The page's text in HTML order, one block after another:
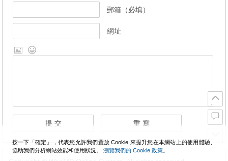
郵箱（必填）
網址
按一下「確定」，代表您允許我們置放 Cookie 來提升您在本網站上的使用體驗、
協助我們分析網站效能和使用狀況。 瀏覽我們的 Cookie 政策。